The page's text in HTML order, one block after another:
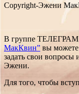
Copyright-Эжени
В группе ТЕЛЕГРАМ
МакКвин” вы можете
задать свои вопросы
Эжени.
Для того, чтобы